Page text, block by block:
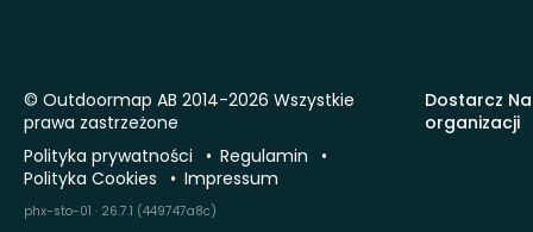
Dostarcz
organizacji
© Outdoormap AB 2014-2026 Wszystkie
prawa zastrzeżone
Polityka prywatności
Regulamin
Polityka Cookies
Impressum
phx-sto-01 · 26.7.1 (449747a8c)